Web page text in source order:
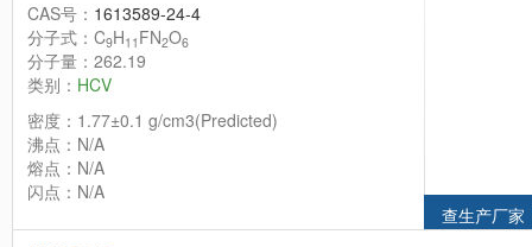
CAS号： 1613589-24-4
分子式：C9H11 FN2O6
分子量：262.19
类别： HCV
密度：1.77±0.1 g/cm3(Predicted)
沸点：N/A
熔点：N/A
闪点：N/A
查生产厂家